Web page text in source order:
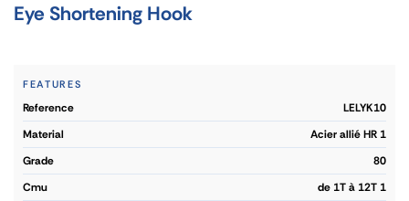
Eye Shortening Hook
FEATURES
reference
LELYK10
material
Acier allié HR 1
grade
80
cmu
de 1T à 12T 1